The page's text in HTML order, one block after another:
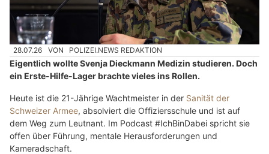
28.07.26 VON POLIZEI.NEWS REDAKTION
Eigentlich wollte Svenja Dieckmann Medizin studieren. Doch
ein Erste-Hilfe-Lager brachte vieles ins Rollen.
Heute ist die 21-Jährige Wachtmeister in der Sanität der
Schweizer Armee, absolviert die Offiziersschule und ist auf
dem Weg zum Leutnant. Im Podcast #IchBinDabei spricht sie
offen über Führung, mentale Herausforderungen und
Kameradschaft.